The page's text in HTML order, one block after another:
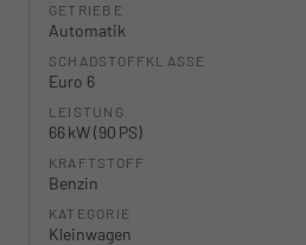
GETRIEBE
Automatik
SCHADSTOFFKLASSE
Euro 6
LEISTUNG
66 kW (90 PS)
KRAFTSTOFF
Benzin
KATEGORIE
Kleinwagen